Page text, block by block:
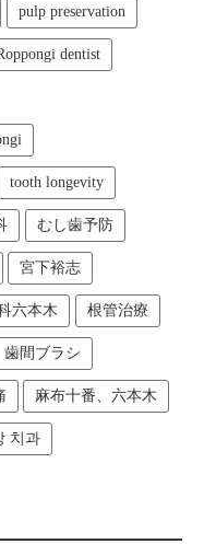
pulp preservation
dentist
tooth longevity
むし歯予防
宮下裕志
六本木 根管治療
歯間ブラシ
麻布十番、六本木
치과